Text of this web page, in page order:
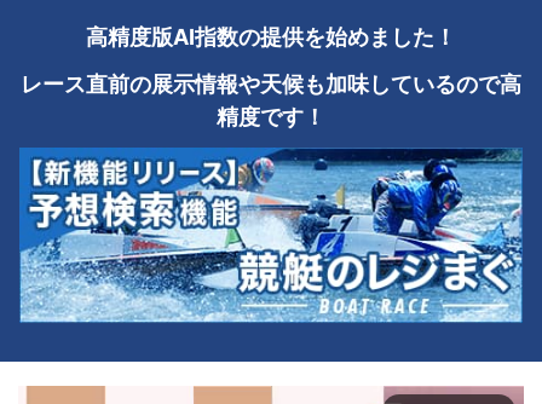
高精度版AI指数の提供を始めました！
レース直前の展示情報や天候も加味しているので高
精度です！